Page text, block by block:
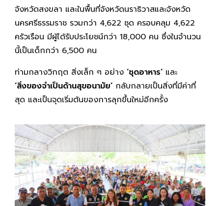
จังหวัดสงขลา และในพื้นที่จังหวัดนราธิวาสและจังหวัด
นครศรีธรรมราช รวมกว่า 4,622 ชุด ครอบคลุม 4,622
ครัวเรือน มีผู้ได้รับประโยชน์กว่า 18,000 คน ซึ่งในจำนวน
นี้เป็นเด็กกว่า 6,500 คน
ท่ามกลางวิกฤต สิ่งเล็ก ๆ อย่าง ‘ชุดอาหาร’ และ
‘สิ่งของจำเป็นด้านสุขอนามัย’ กลับกลายเป็นสิ่งที่มีค่าที่
สุด และเป็นจุดเริ่มต้นของการลุกขึ้นใหม่อีกครั้ง